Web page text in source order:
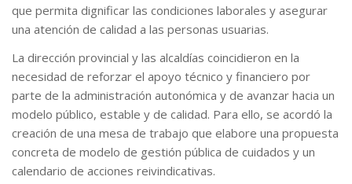
que permita dignificar las condiciones laborales y asegurar
una atención de calidad a las personas usuarias.
La dirección provincial y las alcaldías coincidieron en la
necesidad de reforzar el apoyo técnico y financiero por
parte de la administración autonómica y de avanzar hacia un
modelo público, estable y de calidad. Para ello, se acordó la
creación de una mesa de trabajo que elabore una propuesta
concreta de modelo de gestión pública de cuidados y un
calendario de acciones reivindicativas.